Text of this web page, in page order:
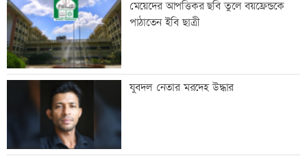
মেয়েদের আপত্তিকর ছবি তুলে বয়ফ্রেন্ডকে
পাঠাতেন ইবি ছাত্রী
যুবদল নেতার মরদেহ উদ্ধার